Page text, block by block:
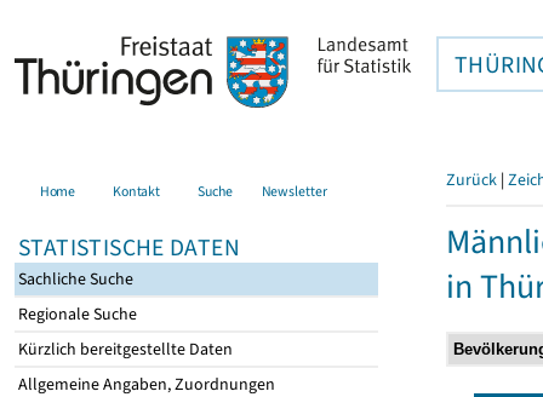
Home Kontakt Suche Newsletter
STATISTISCHE DATEN
Sachliche Suche
Regionale Suche
Kürzlich bereitgestellte Daten
Allgemeine Angaben, Zuordnungen
Zurück |
in